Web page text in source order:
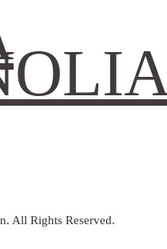
All Rights Reserved.